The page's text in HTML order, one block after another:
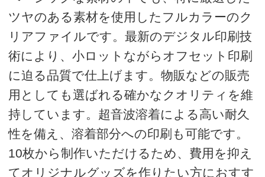
10枚から制作いただけるため、費用を抑え
てオリジナルグッズを作りたい方におすす
めな商品です。
価格表
単価をクリックするとオプション選択フォ
ームに移動します。
オプション選択後、カート画面に移動しま
す。カート画面にて、ご購入金額の全合計
を計算いたしますので、ご確認ください。
ご確認後、商品の追加、商品の購入、見積
書発行へお進みください。